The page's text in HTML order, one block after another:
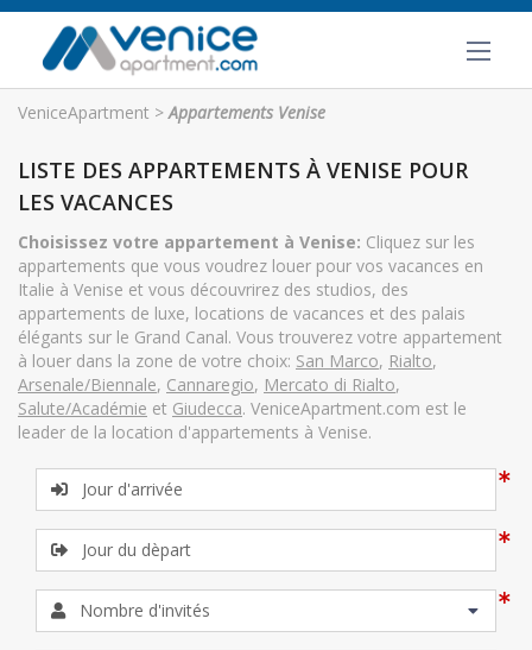
VeniceApartment >Appartements Venise
LISTE DES APPARTEMENTS À VENISE POUR
LES VACANCES
Choisissez votre appartement à Venise: Cliquez sur les
appartements que vous voudrez louer pour vos vacances en
Italie à Venise et vous découvrirez des studios, des
appartements de luxe, locations de vacances et des palais
élégants sur le Grand Canal. Vous trouverez votre appartement
à louer dans la zone de votre choix: San Marco, Rialto,
Arsenale/Biennale, Cannaregio, Mercato di Rialto,
Salute/Académie et Giudecca. VeniceApartment.com est le
leader de la location d'appartements à Venise.